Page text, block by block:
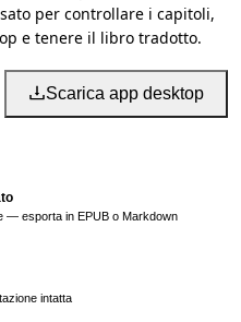
per controllare i capitoli,
e tenere il libro tradotto.
Scarica app desktop
— esporta in EPUB o Markdown
intatta